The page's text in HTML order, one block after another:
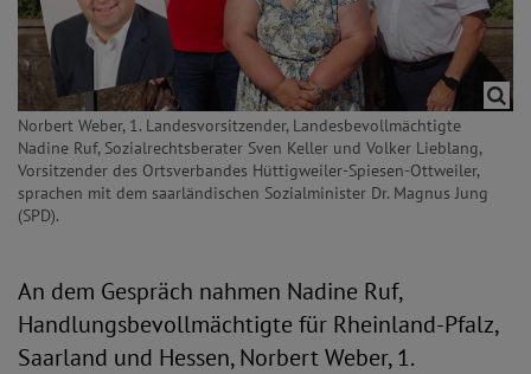
Norbert Weber, 1. Landesvorsitzender, Landesbevollmächtigte
Nadine Ruf, Sozialrechtsberater Sven Keller und Volker Lieblang,
Vorsitzender des Ortsverbandes Hüttigweiler-Spiesen-Ottweiler,
sprachen mit dem saarländischen Sozialminister Dr. Magnus Jung
(SPD).
An dem Gespräch nahmen Nadine Ruf,
Handlungsbevollmächtigte für Rheinland-Pfalz,
Saarland und Hessen, Norbert Weber, 1.